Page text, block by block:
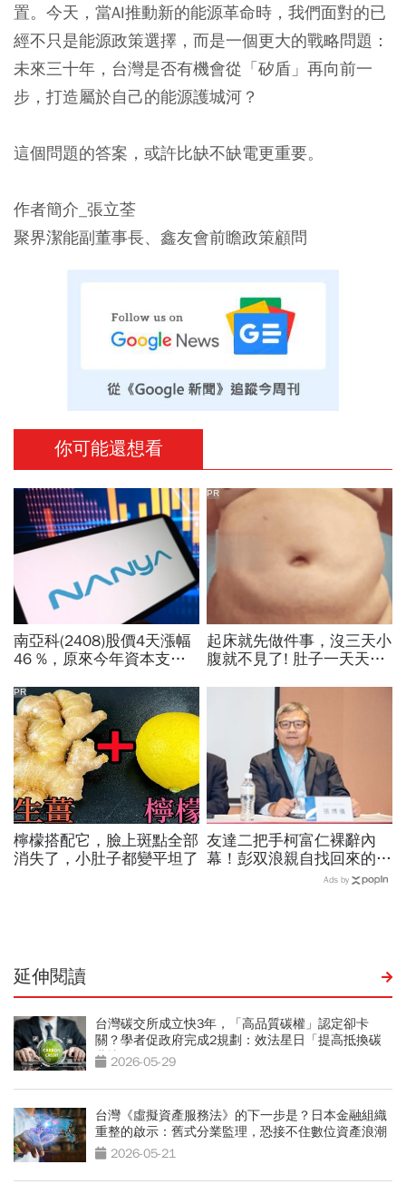
置。今天，當AI推動新的能源革命時，我們面對的已
經不只是能源政策選擇，而是一個更大的戰略問題：
未來三十年，台灣是否有機會從「矽盾」再向前一
步，打造屬於自己的能源護城河？
這個問題的答案，或許比缺不缺電更重要。
作者簡介_張立荃
聚界潔能副董事長、鑫友會前瞻政策顧問
你可能還想看
南亞科(2408)股價4天漲幅
46 %，原來今年資本支出
表！蓋廠買設備最新營運目
標曝光
起床就先做件事，沒三天小
腹就不見了! 肚子一天天變
PR
檸檬搭配它，臉上斑點全部
消失了，小肚子都變平坦了
PR
友達二把手柯富仁裸辭內
幕！彭双浪親自找回來的接
班人，為何最後撕破臉？
Ads by
延伸閱讀
台灣碳交所成立快3年，「高品質碳權」認定卻卡
關？學者促政府完成2規劃：效法星日「提高抵換碳
費比例」
2026-05-29
台灣《虛擬資產服務法》的下一步是？日本金融組織
重整的啟示：舊式分業監理，恐接不住數位資產浪潮
2026-05-21